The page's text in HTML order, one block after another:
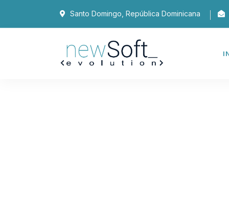
Santo Domingo, República Dominicana